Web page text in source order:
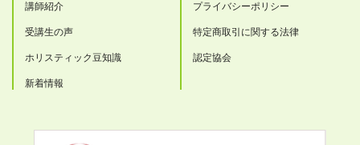
講師紹介
受講生の声
ホリスティック豆知識
新着情報
プライバシーポリシー
特定商取引に関する法律
認定協会